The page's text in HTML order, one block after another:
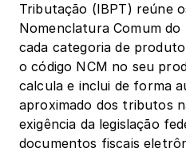
Tributação (IBPT) reúne
Nomenclatura Comum
cada categoria de
o código NCM no seu
calcula e inclui de forma
aproximado dos tributos
exigência da legislação
documentos fiscais